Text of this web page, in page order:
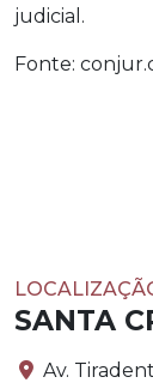
judicial.
Fonte:
SANTA
Av.